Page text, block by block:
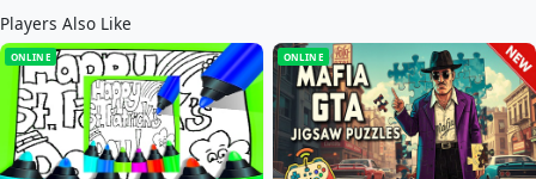
Players Also Like
ONLINE ONLINE